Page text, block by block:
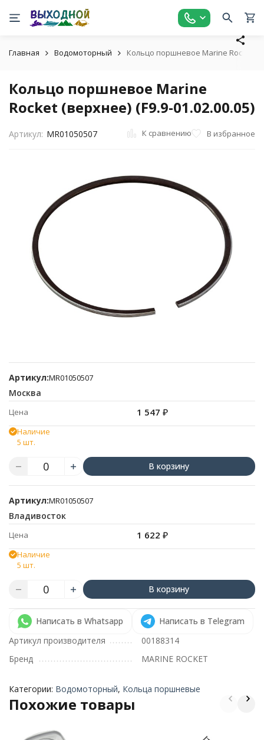
Главная Водомоторный Кольцо поршневое Marine Rocket
Кольцо поршневое Marine
Rocket (верхнее) (F9.9-01.02.00.05)
Артикул: MR01050507 К сравнению В избранное
Артикул:MR01050507
Москва
Цена 1 547 ₽
Наличие
5 шт.
В корзину
Артикул:MR01050507
Владивосток
Цена 1 622 ₽
Наличие
5 шт.
В корзину
Написать в Whatsapp
Написать в Telegram
Артикул производителя
00188314
Бренд
MARINE ROCKET
Категории: Водомоторный, Кольца поршневые
Похожие товары